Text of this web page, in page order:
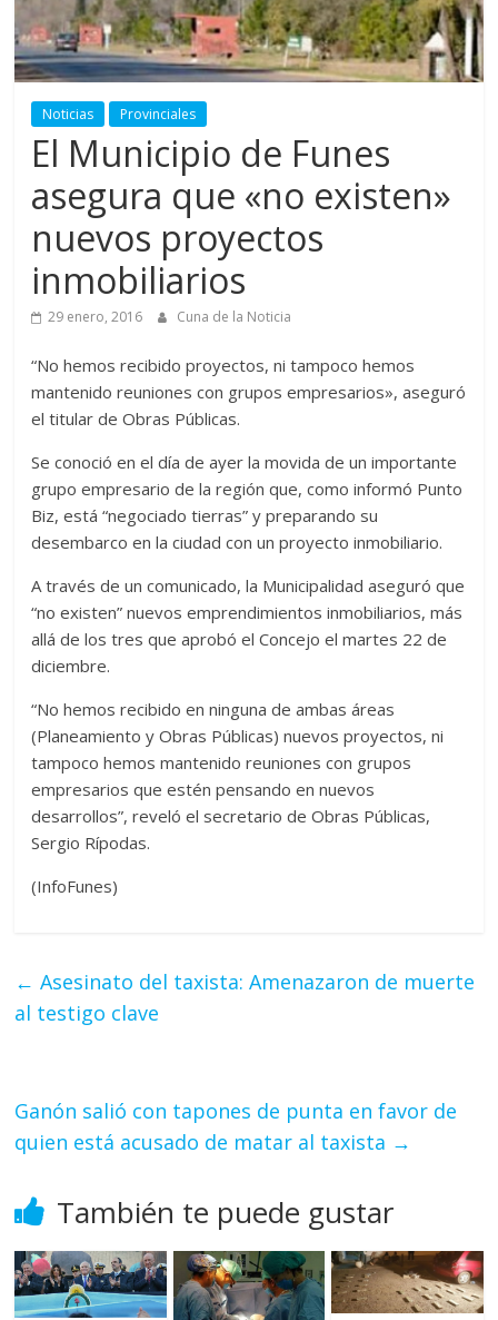
Noticias Provinciales
El Municipio de Funes
asegura que «no existen»
nuevos proyectos
inmobiliarios
29 enero, 2016 Cuna de la Noticia
“No hemos recibido proyectos, ni tampoco hemos
mantenido reuniones con grupos empresarios», aseguró
el titular de Obras Públicas.
Se conoció en el día de ayer la movida de un importante
grupo empresario de la región que, como informó Punto
Biz, está “negociado tierras” y preparando su
desembarco en la ciudad con un proyecto inmobiliario.
A través de un comunicado, la Municipalidad aseguró que
“no existen” nuevos emprendimientos inmobiliarios, más
allá de los tres que aprobó el Concejo el martes 22 de
diciembre.
“No hemos recibido en ninguna de ambas áreas
(Planeamiento y Obras Públicas) nuevos proyectos, ni
tampoco hemos mantenido reuniones con grupos
empresarios que estén pensando en nuevos
desarrollos”, reveló el secretario de Obras Públicas,
Sergio Rípodas.
(InfoFunes)
← Asesinato del taxista: Amenazaron de muerte
al testigo clave
Ganón salió con tapones de punta en favor de
quien está acusado de matar al taxista →
También te puede gustar